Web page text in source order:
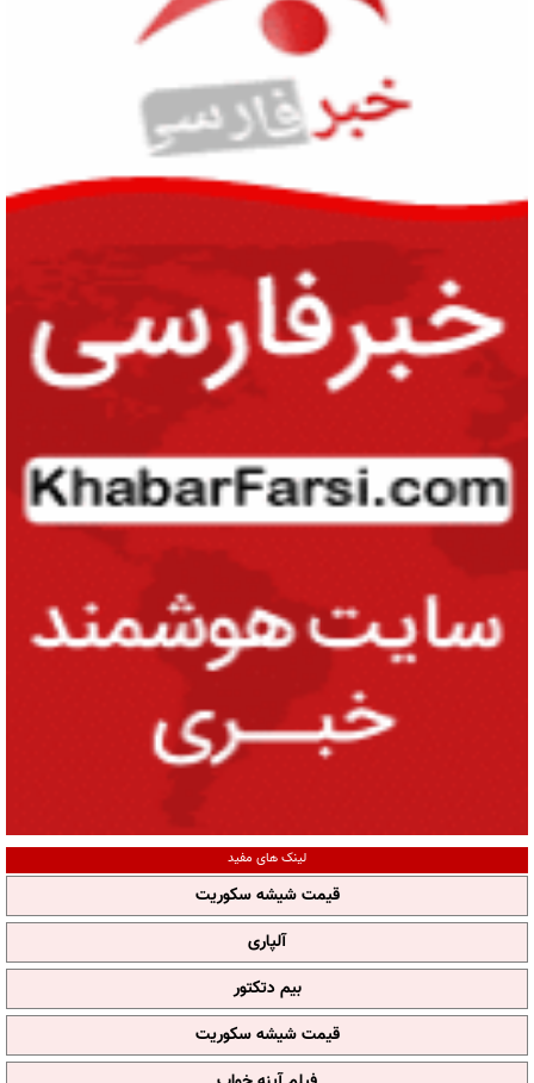
لینک های مفید
قیمت شیشه سکوریت
آلپاری
بیم دتکتور
قیمت شیشه سکوریت